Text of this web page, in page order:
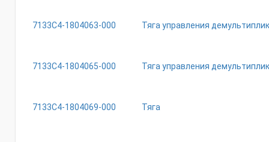
7133С4-1804063-000 Тяга управления
7133С4-1804065-000 Тяга управления
7133С4-1804069-000 Тяга